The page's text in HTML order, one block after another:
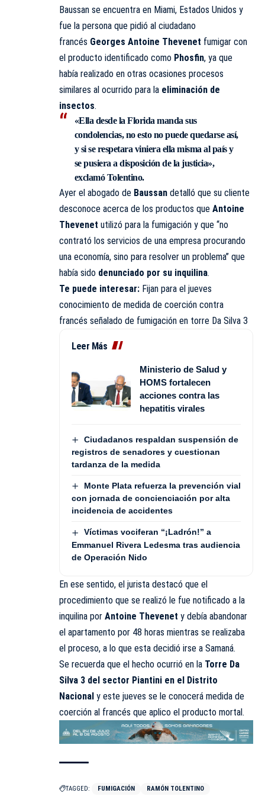
Baussan se encuentra en Miami, Estados Unidos y
fue la persona que pidió al ciudadano
francés Georges Antoine Thevenet fumigar con
el producto identificado como Phosfin, ya que
había realizado en otras ocasiones procesos
similares al ocurrido para la eliminación de
insectos.
«Ella desde la Florida manda sus
condolencias, no esto no puede quedarse así,
y si se respetara viniera ella misma al país y
se pusiera a disposición de la justicia»,
exclamó Tolentino.
Ayer el abogado de Baussan detalló que su cliente
desconoce acerca de los productos que Antoine
Thevenet utilizó para la fumigación y que ‘‘no
contrató los servicios de una empresa procurando
una economía, sino para resolver un problema’’ que
había sido denunciado por su inquilina.
Te puede interesar: Fijan para el jueves
conocimiento de medida de coerción contra
francés señalado de fumigación en torre Da Silva 3
Leer Más
Ministerio de Salud y
HOMS fortalecen
acciones contra las
hepatitis virales
Ciudadanos respaldan suspensión de
registros de senadores y cuestionan
tardanza de la medida
Monte Plata refuerza la prevención vial
con jornada de concienciación por alta
incidencia de accidentes
Víctimas vociferan “¡Ladrón!” a
Emmanuel Rivera Ledesma tras audiencia
de Operación Nido
En ese sentido, el jurista destacó que el
procedimiento que se realizó le fue notificado a la
inquilina por Antoine Thevenet y debía abandonar
el apartamento por 48 horas mientras se realizaba
el proceso, a lo que esta decidió irse a Samaná.
Se recuerda que el hecho ocurrió en la Torre Da
Silva 3 del sector Piantini en el Distrito
Nacional y este jueves se le conocerá medida de
coerción al francés que aplico el producto mortal.
TAGGED: FUMIGACIÓN RAMÓN TOLENTINO